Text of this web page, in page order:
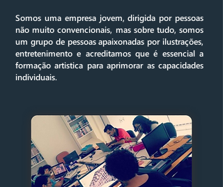
Somos uma empresa jovem, dirigida por pessoas
não muito convencionais, mas sobre tudo, somos
um grupo de pessoas apaixonadas por ilustrações,
entretenimento e acreditamos que é essencial a
formação artistica para aprimorar as capacidades
individuais.